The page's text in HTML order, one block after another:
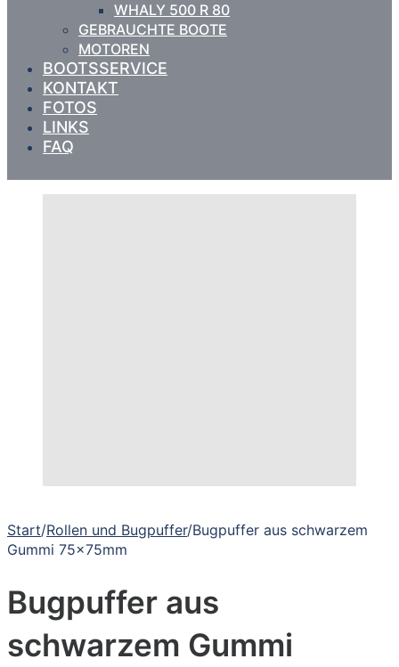
WHALY 500 R 80
GEBRAUCHTE BOOTE
MOTOREN
BOOTSSERVICE
KONTAKT
FOTOS
LINKS
FAQ
Start/Rollen und Bugpuffer/Bugpuffer aus schwarzem
Gummi 75x75mm
Bugpuffer aus
schwarzem Gummi